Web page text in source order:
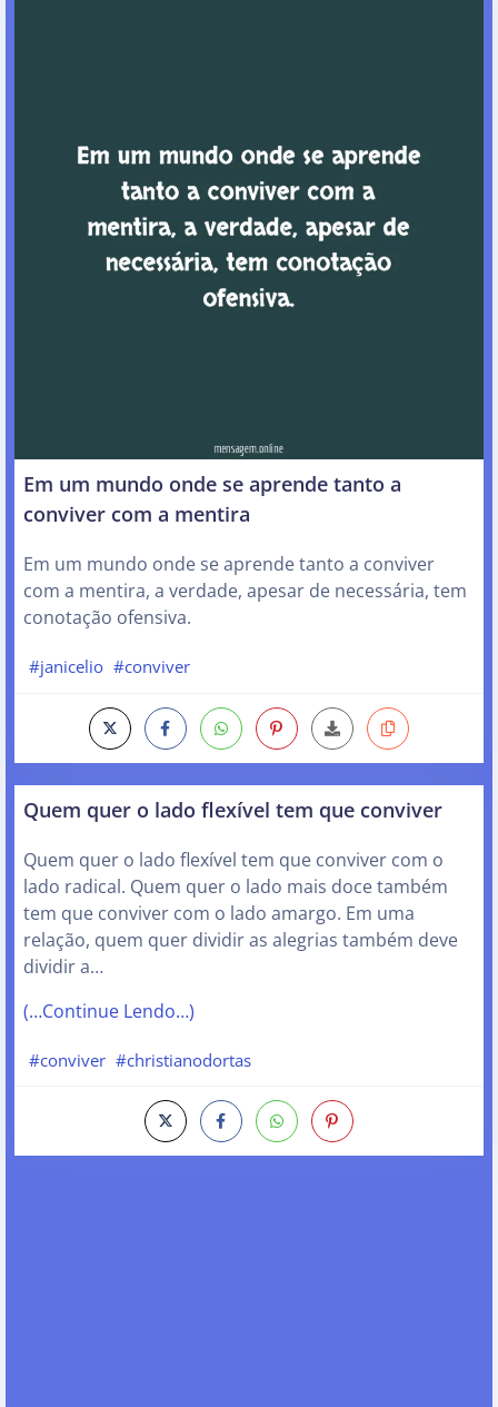
Em um mundo onde se aprende tanto a
conviver com a mentira
Em um mundo onde se aprende tanto a conviver
com a mentira, a verdade, apesar de necessária, tem
conotação ofensiva.
#janicelio #conviver
Quem quer o lado flexível tem que conviver
Quem quer o lado flexível tem que conviver com o
lado radical. Quem quer o lado mais doce também
tem que conviver com o lado amargo. Em uma
relação, quem quer dividir as alegrias também deve
dividir a…
(…Continue Lendo…)
#conviver #christianodortas